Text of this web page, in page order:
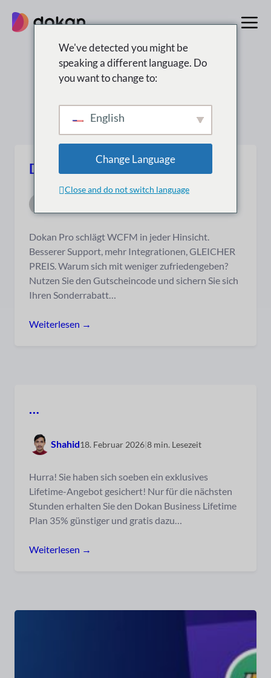
Inhalt
springen
Suchergebnisse für:
“wordpress”
Dokan gegen WCFM
Dokan Pro schlägt WCFM in jeder Hinsicht.
Besserer Support, mehr Integrationen, GLEICHER
PREIS. Warum sich mit weniger zufriedengeben?
Nutzen Sie den Gutscheincode und sichern Sie sich
Ihren Sonderrabatt…
Weiterlesen →
…
Shahid18. Februar 2026|8 min. Lesezeit
Hurra! Sie haben sich soeben ein exklusives
Lifetime-Angebot gesichert! Nur für die nächsten
Stunden erhalten Sie den Dokan Business Lifetime
Plan 35% günstiger und gratis dazu…
Weiterlesen →
We've detected you might be
speaking a different language. Do
you want to change to:
English
Change Language
Close and do not switch language